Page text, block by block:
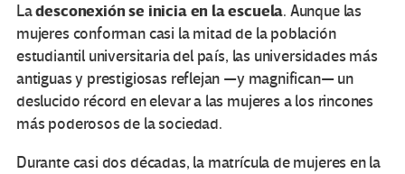
Ladesconexión se inicia en la escuela. Aunque las
mujeres conforman casi la mitad de la población
estudiantil universitaria del país, las universidades más
antiguas y prestigiosas reflejan —y magnifican— un
deslucido récord en elevar a las mujeres a los rincones
más poderosos de la sociedad.
Durante casi dos décadas, la matrícula de mujeres en la